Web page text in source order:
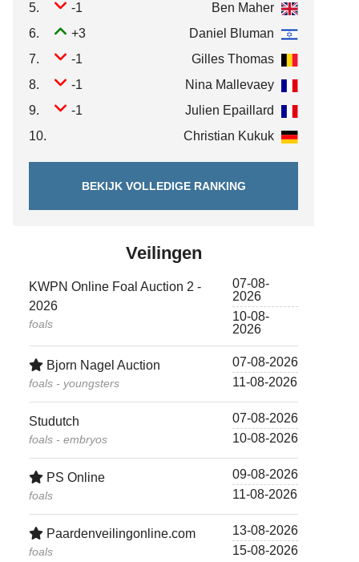
5.
-1
Ben Maher
6.
+3
Daniel Bluman
7.
-1
Gilles Thomas
8.
-1
Nina Mallevaey
9.
-1
Julien Epaillard
10.
Christian Kukuk
BEKIJK VOLLEDIGE RANKING
Veilingen
KWPN Online Foal Auction 2 -
2026
foals
07-08-
2026
10-08-
2026
Bjorn Nagel Auction
foals - youngsters
07-08-2026
11-08-2026
Studutch
foals - embryos
07-08-2026
10-08-2026
PS Online
foals
09-08-2026
11-08-2026
Paardenveilingonline.com
foals
13-08-2026
15-08-2026